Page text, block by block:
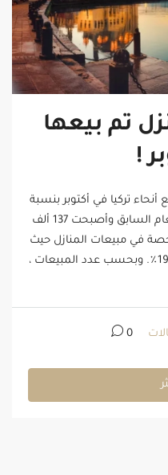
و 401 منزل تم بيعها
!
تركيا في أكتوبر بنسبة
14.9٪ مقارنة بنفس الشهر من العام السابق وأصبحت 137 ألف
في مبيعات المنازل حيث
بلغت 26 ألف و 41 منزلاً وبنسبة 19.0٪. وبحسب عدد المبيعات ،
0